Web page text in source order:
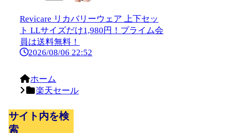
Revicare リカバリーウェア 上下セッ
ト LLサイズだけ1,980円！プライム会
員は送料無料！
2026/08/06 22:52
ホーム
楽天セール
サイト内を検
索